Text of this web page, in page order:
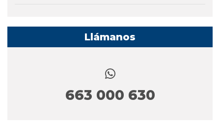
Llámanos
663 000 630